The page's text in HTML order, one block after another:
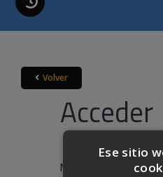
Volver
Acceder
Nombre de usuario o
Ese sitio